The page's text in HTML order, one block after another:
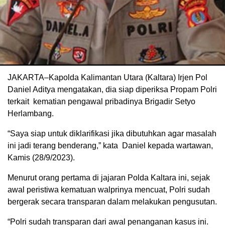
JAKARTA–Kapolda Kalimantan Utara (Kaltara) Irjen Pol
Daniel Aditya mengatakan, dia siap diperiksa Propam Polri
terkait kematian pengawal pribadinya Brigadir Setyo
Herlambang.
“Saya siap untuk diklarifikasi jika dibutuhkan agar masalah
ini jadi terang benderang,” kata Daniel kepada wartawan,
Kamis (28/9/2023).
Menurut orang pertama di jajaran Polda Kaltara ini, sejak
awal peristiwa kematuan walprinya mencuat, Polri sudah
bergerak secara transparan dalam melakukan pengusutan.
“Polri sudah transparan dari awal penanganan kasus ini.